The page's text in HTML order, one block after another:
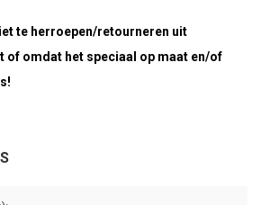
te herroepen/retourneren uit
of omdat het speciaal op maat en/of